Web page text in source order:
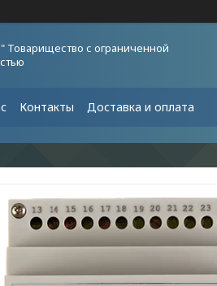
Товарищество с ограниченной
Контакты Доставка и оплата